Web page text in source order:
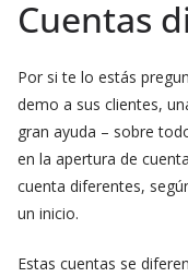
Cuentas
Por si te lo estás
demo a sus clientes,
gran ayuda – sobre
en la apertura de
cuenta diferentes,
un inicio.
Estas cuentas se